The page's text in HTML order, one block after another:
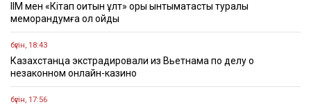
ІІМ мен «Кітап оқитын ұлт» қоры ынтымақтастық туралы
меморандумға қол қойды
бүгін, 18:43
Казахстанца экстрадировали из Вьетнама по делу о
незаконном онлайн-казино
бүгін, 17:56